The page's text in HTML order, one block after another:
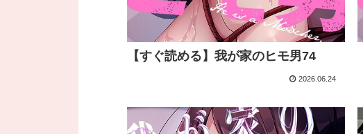
【すぐ読める】我が家のヒモ男74
2026.06.24